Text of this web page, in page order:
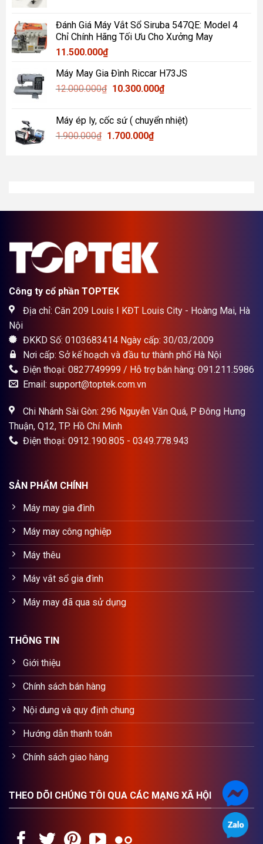
4.000.000₫.là:
3.500.000₫.
Đánh Giá Máy Vắt Sổ Siruba 547QE: Model 4
Chỉ Chính Hãng Tối Ưu Cho Xưởng May
11.500.000₫
Máy May Gia Đình Riccar H73JS
12.000.000₫ Giá
12.000.000₫.
10.300.000₫Giá
là:
Máy ép ly, cốc sứ ( chuyển nhiệt)
1.900.000₫ Giá
1.700.000₫Giá
Công ty cổ phần TOPTEK
Địa chỉ: Căn 209 Louis I KĐT Louis City - Hoàng Mai, Hà
Nội
ĐKKD Số: 0103683414 Ngày cấp: 30/03/2009
Nơi cấp: Sở kế hoạch và đầu tư thành phố Hà Nội
Điện thoại: 0827749999 / Hỗ trợ bán hàng: 091.211.5986
Email: support@toptek.com.vn
Chi Nhánh Sài Gòn: 296 Nguyễn Văn Quá, P Đông Hưng
Thuận, Q12, TP. Hồ Chí Minh
Điện thoại: 0912.190.805 - 0349.778.943
SẢN PHẨM CHÍNH
Máy may gia đình
Máy may công nghiệp
Máy thêu
Máy vắt sổ gia đình
Máy may đã qua sử dụng
THÔNG TIN
Giới thiệu
Chính sách bán hàng
Nội dung và quy định chung
Hướng dẫn thanh toán
Chính sách giao hàng
THEO DÕI CHÚNG TÔI QUA CÁC MẠNG XÃ HỘI